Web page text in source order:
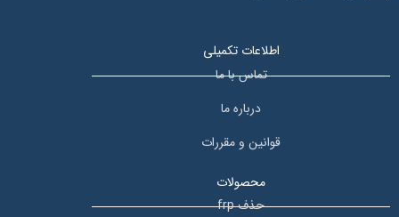
اطلاعات تکمیلی
تماس با ما
درباره ما
قوانین و مقررات
محصولات
حذف frp